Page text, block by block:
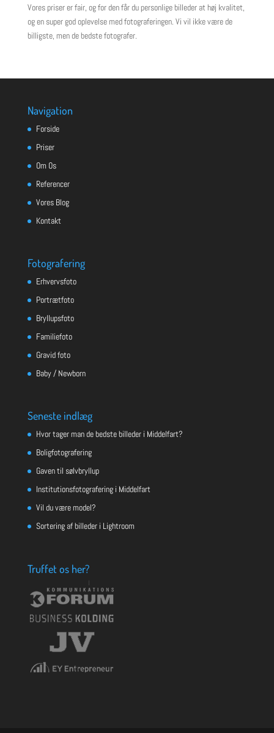
Vores priser er fair, og for den får du personlige billeder at høj kvalitet,
og en super god oplevelse med fotograferingen. Vi vil ikke være de
billigste, men de bedste fotografer.
Navigation
Forside
Priser
Om Os
Referencer
Vores Blog
Kontakt
Fotografering
Erhvervsfoto
Portrætfoto
Bryllupsfoto
Familiefoto
Gravid foto
Baby / Newborn
Seneste indlæg
Hvor tager man de bedste billeder i Middelfart?
Boligfotografering
Gaven til sølvbryllup
Institutionsfotografering i Middelfart
Vil du være model?
Sortering af billeder i Lightroom
Truffet os her?